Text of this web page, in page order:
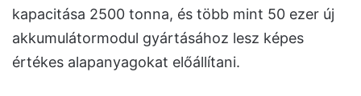
kapacitása 2500 tonna, és több mint 50 ezer új
akkumulátormodul gyártásához lesz képes
értékes alapanyagokat előállítani.